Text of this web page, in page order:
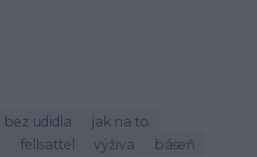
bez udidla
jak na to
fellsattel výživa
báseň